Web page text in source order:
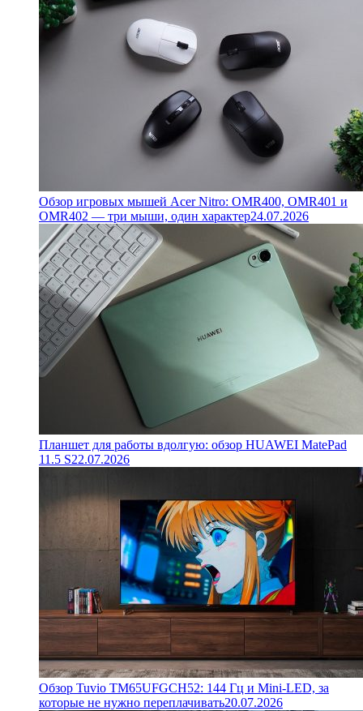
Обзор игровых мышей Acer Nitro: OMR400, OMR401 и
OMR402 — три мыши, один характер24.07.2026
Планшет для работы вдолгую: обзор HUAWEI MatePad
11.5 S22.07.2026
Обзор Tuvio TM65UFGCH52: 144 Гц и Mini-LED, за
которые не нужно переплачивать20.07.2026